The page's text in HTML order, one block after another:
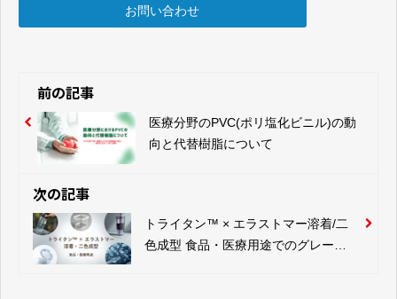
お問い合わせ
前の記事
医療分野のPVC(ポリ塩化ビニル)の動
向と代替樹脂について
次の記事
トライタン™ × エラストマー溶着/二
色成型 食品・医療用途でのグレード